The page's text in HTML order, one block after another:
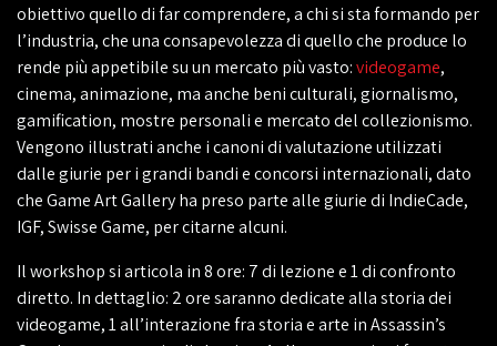
obiettivo quello di far comprendere, a chi si sta formando per
l’industria, che una consapevolezza di quello che produce lo
rende più appetibile su un mercato più vasto:videogame,
cinema, animazione, ma anche beni culturali, giornalismo,
gamification, mostre personali e mercato del collezionismo.
Vengono illustrati anche i canoni di valutazione utilizzati
dalle giurie per i grandi bandi e concorsi internazionali, dato
che Game Art Gallery ha preso parte alle giurie di IndieCade,
IGF, Swisse Game, per citarne alcuni.
Il workshop si articola in 8 ore: 7 di lezione e 1 di confronto
diretto. In dettaglio: 2 ore saranno dedicate alla storia dei
videogame, 1 all’interazione fra storia e arte in Assassin’s